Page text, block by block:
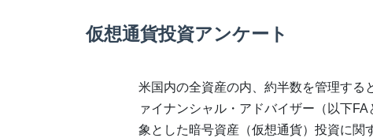
仮想通貨投資アンケート
米国内の全資産の内、約半数を管理する
ァイナンシャル・アドバイザー（以下FA
象とした暗号資産（仮想通貨）投資に関